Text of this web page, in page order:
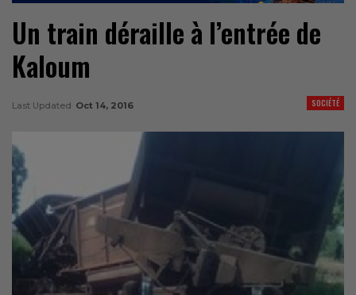
Un train déraille à l’entrée de
Kaloum
SOCIÉTÉ
Last Updated Oct 14, 2016